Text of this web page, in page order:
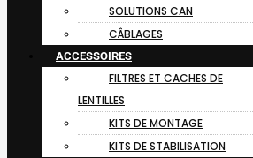
SOLUTIONS CAN
CÂBLAGES
ACCESSOIRES
FILTRES ET CACHES DE
LENTILLES
KITS DE MONTAGE
KITS DE STABILISATION